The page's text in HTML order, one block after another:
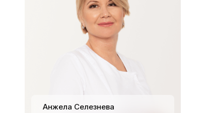
Анжела Селезнева